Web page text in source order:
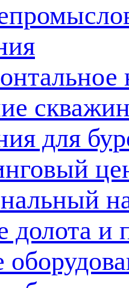
для
долота и